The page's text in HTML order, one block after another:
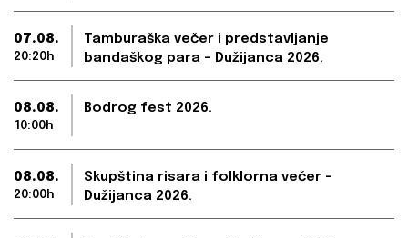
07.08.
20:20h
Tamburaška večer i predstavljanje
bandaškog para – Dužijanca 2026.
08.08.
10:00h
Bodrog fest 2026.
08.08.
20:00h
Skupština risara i folklorna večer –
Dužijanca 2026.